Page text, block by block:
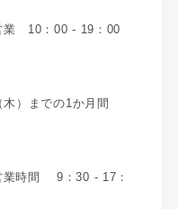
10：00 - 19：00
）までの1か月間
時間 9：30 - 17：